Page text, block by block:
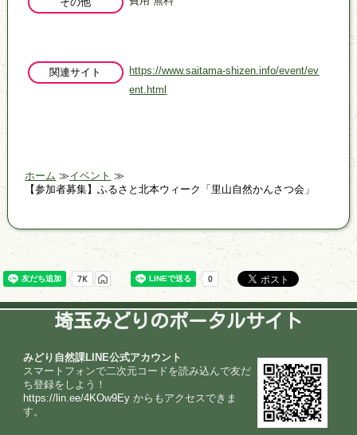
関連サイト
https://www.saitama-shizen.info/event/ev
ent.html
ホーム
イベント
【参加者募集】ふるさと北本ウィーク「里山自然かんさつ会」
埼玉みどりのポータルサイト
みどり自然課LINE公式アカウント
スマートフォンで二次元コードを読み込んで友だ
ち登録をしよう！
https://lin.ee/4KOw9Ey からもアクセスできま
す。